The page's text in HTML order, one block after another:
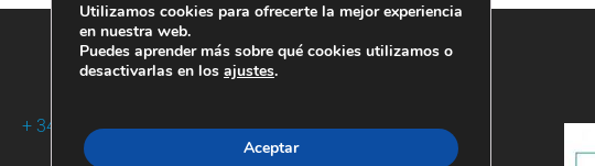
+ 34 91 861 03 95 | +34 685 744 919
Apartado de Correos nº 19
Utilizamos cookies para ofrecerte la mejor experiencia
en nuestra web.
Puedes aprender más sobre qué cookies utilizamos o
desactivarlas en los ajustes.
Aceptar